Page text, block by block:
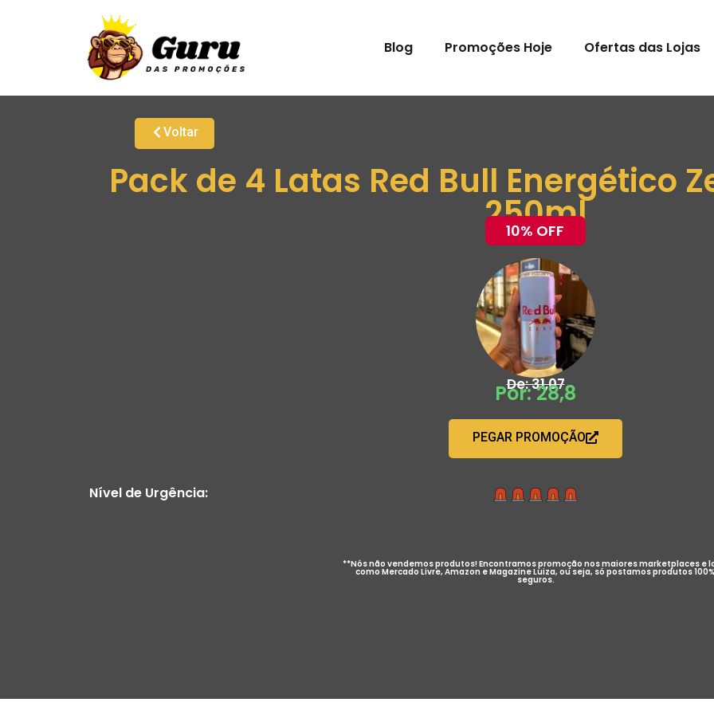
Blog Promoções Hoje Ofertas das Lojas
Voltar
Pack de 4 Latas Red Bull Energético
250ml
10% OFF
De: 31,07
Por: 28,8
PEGAR PROMOÇÃO
Nível de Urgência:
**Nós não vendemos produtos! Encontramos promoção nos maiores marketplaces e
como Mercado Livre, Amazon e Magazine Luiza, ou seja, só postamos produtos 100%
seguros.